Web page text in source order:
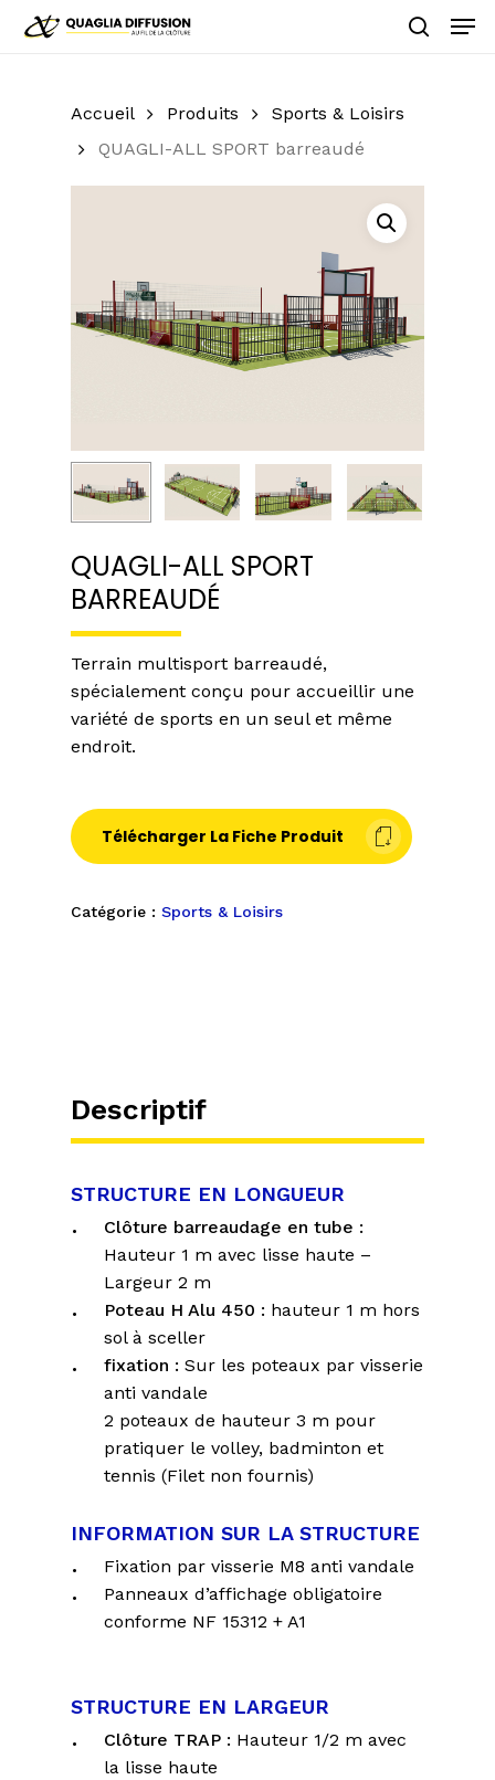
Skip
Accueil Produits
Sports & Loisirs
QUAGLI-ALL SPORT barreaudé
QUAGLI-ALL SPORT
BARREAUDÉ
Terrain multisport barreaudé,
spécialement conçu pour accueillir une
variété de sports en un seul et même
endroit.
Télécharger La Fiche Produit
Catégorie : Sports & Loisirs
Descriptif
STRUCTURE EN LONGUEUR
Clôture barreaudage en tube :
Hauteur 1 m avec lisse haute –
Largeur 2 m
Poteau H Alu 450 : hauteur 1 m hors
sol à sceller
fixation : Sur les poteaux par visserie
anti vandale
2 poteaux de hauteur 3 m pour
pratiquer le volley, badminton et
tennis (Filet non fournis)
INFORMATION SUR LA STRUCTURE
Fixation par visserie M8 anti vandale
Panneaux d’affichage obligatoire
conforme NF 15312 + A1
STRUCTURE EN LARGEUR
Clôture TRAP : Hauteur 1/2 m avec
la lisse haute